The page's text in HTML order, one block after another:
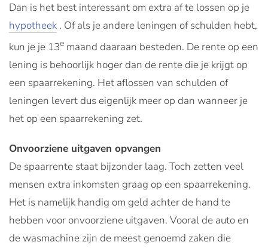
Dan is het best interessant om extra af te lossen op je
hypotheek . Of als je andere leningen of schulden hebt,
kun je je 13e maand daaraan besteden. De rente op een
lening is behoorlijk hoger dan de rente die je krijgt op
een spaarrekening. Het aflossen van schulden of
leningen levert dus eigenlijk meer op dan wanneer je
het op een spaarrekening zet.
Onvoorziene uitgaven opvangen
De spaarrente staat bijzonder laag. Toch zetten veel
mensen extra inkomsten graag op een spaarrekening.
Het is namelijk handig om geld achter de hand te
hebben voor onvoorziene uitgaven. Vooral de auto en
de wasmachine zijn de meest genoemd zaken die